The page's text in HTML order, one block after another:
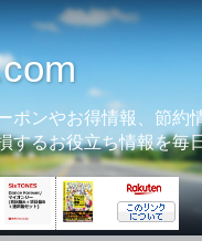
ポンやお得情報、節約
するお役立ち情報を毎